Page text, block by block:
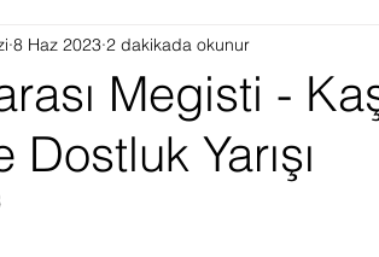
Yapay Zeka Kripto Para
Hediye Çekilişi Fintech Micro Focus
Megisti -
Dostluk Yarışı
8 Haz 2023 2 dakikada okunur